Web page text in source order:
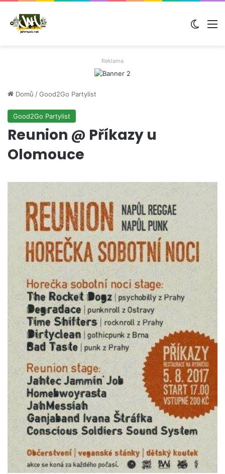
Reklama
Domů /Good2Go Partylist
Good2Go Partylist
Reunion @ Příkazy u
Olomouce